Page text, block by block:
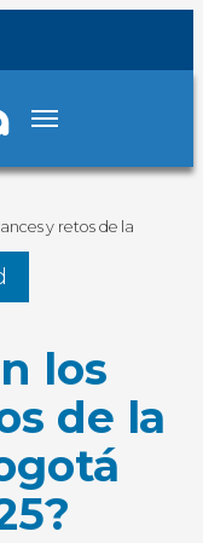
y retos de la
los
de la